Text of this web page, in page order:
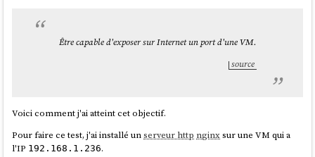
Être capable d'exposer sur Internet un port d'une VM.
source
Voici comment j'ai atteint cet objectif.
Pour faire ce test, j'ai installé unserveur http nginxsur une VM qui a
l'IP 192.168.1.236.